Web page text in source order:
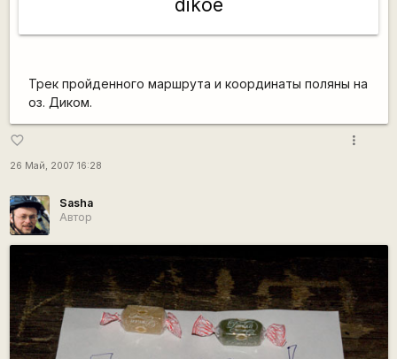
dikoe
Трек пройденного маршрута и координаты поляны на
оз. Диком.
favorite_border
26 Май, 2007 16:28
more_vert
Sasha
Автор